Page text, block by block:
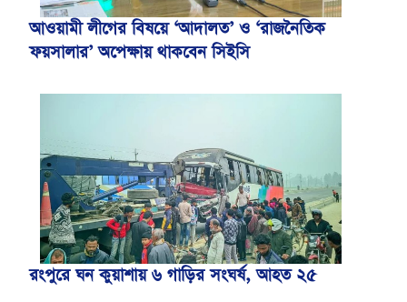
আওয়ামী লীগের বিষয়ে ‘আদালত’ ও ‘রাজনৈতিক
ফয়সালার’ অপেক্ষায় থাকবেন সিইসি
রংপুরে ঘন কুয়াশায় ৬ গাড়ির সংঘর্ষ, আহত ২৫